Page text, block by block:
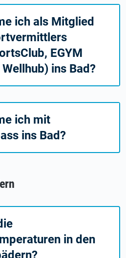
ich als Mitglied
EGYM
ins Bad?
ich mit
ins Bad?
in den